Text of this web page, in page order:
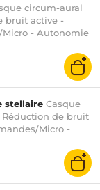
circum-aural
bruit active -
- Autonomie
stellaire Casque
de bruit
Micro -